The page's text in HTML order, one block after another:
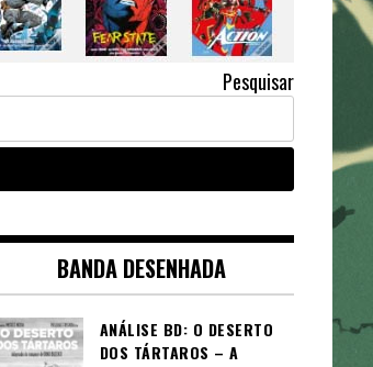
Pesquisar
BANDA DESENHADA
ANÁLISE BD: O DESERTO
DOS TÁRTAROS – A